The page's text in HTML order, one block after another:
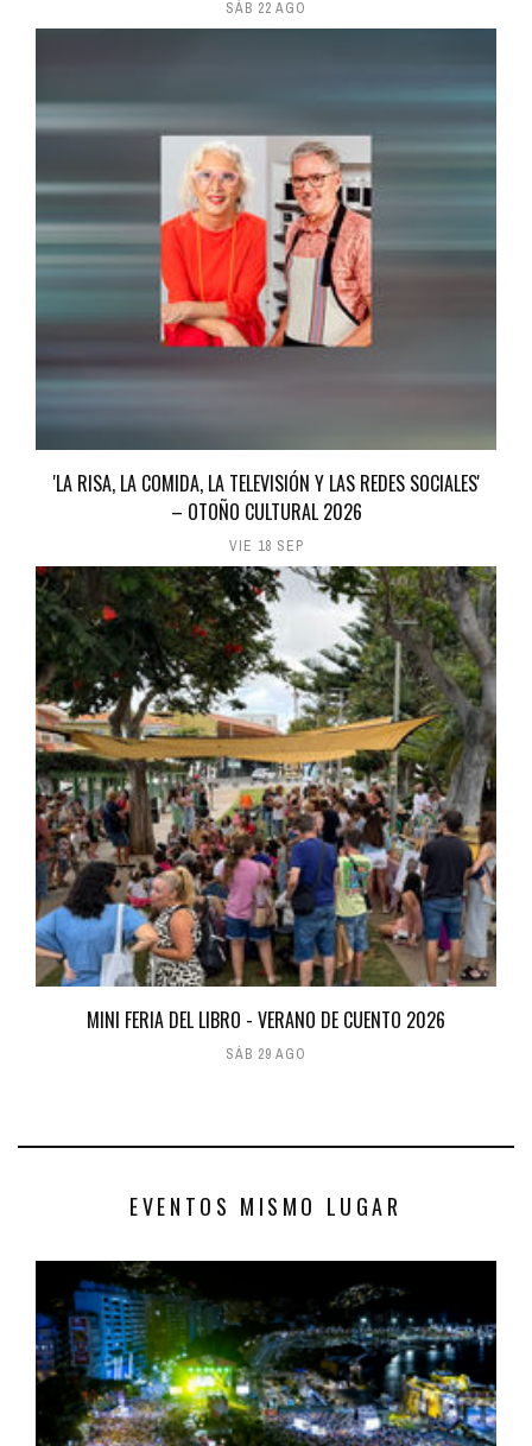
SÁB 22 AGO
'LA RISA, LA COMIDA, LA TELEVISIÓN Y LAS REDES SOCIALES'
– OTOÑO CULTURAL 2026
VIE 18 SEP
MINI FERIA DEL LIBRO - VERANO DE CUENTO 2026
SÁB 29 AGO
EVENTOS MISMO LUGAR